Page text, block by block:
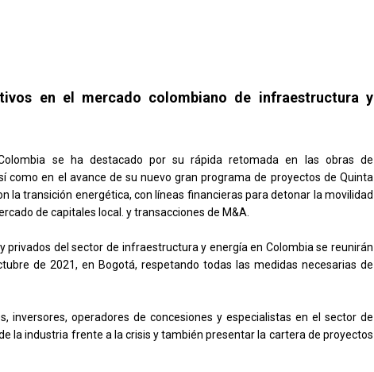
en el mercado colombiano de infraestructura y
se ha destacado por su rápida retomada en las obras de
como en el avance de su nuevo gran programa de proyectos de Quinta
la transición energética, con líneas financieras para detonar la movilidad
de capitales local. y transacciones de M&A.
privados del sector de infraestructura y energía en Colombia se reunirán
de 2021, en Bogotá, respetando todas las medidas necesarias de
inversores, operadores de concesiones y especialistas en el sector de
la industria frente a la crisis y también presentar la cartera de proyectos